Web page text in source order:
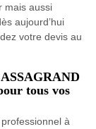
mais aussi
aujourd’hui
votre devis au
tous vos
à